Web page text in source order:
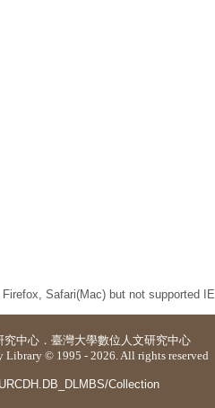
Safari(Mac) but not supported IE
究中心 ． 臺灣大學數位人文研究中心
Library © 1995 - 2026. All rights reserved
Collection